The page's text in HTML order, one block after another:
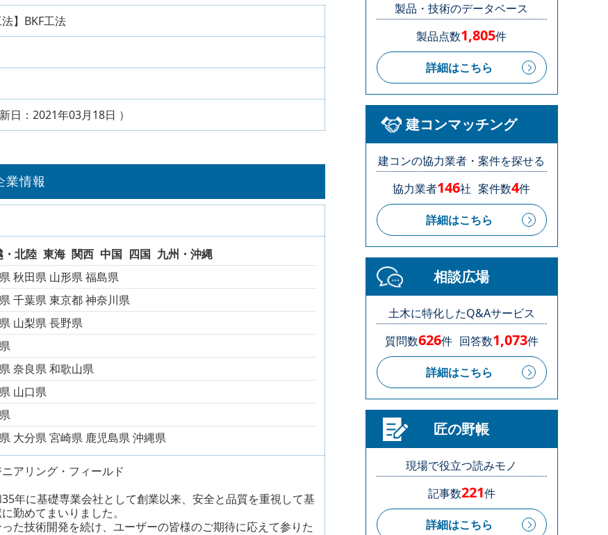
】BKF工法
日：2021年03月18日 ）
業情報
・北陸 東海 関西 中国 四国 九州・沖縄
秋田県 山形県福島県
千葉県東京都神奈川県
山梨県長野県
奈良県和歌山県
山口県
大分県宮崎県 鹿児島県沖縄県
アリング・フィールド
年に基礎専業会社として創業以来、安全と品質を重視して基
勤めてまいりました。
た技術開発を続け、ユーザーの皆様のご期待に応えて参りた
製品・技術のデータベース
製品点数1,805件
詳細はこちら
建コンマッチング
建コンの協力業者・案件を探せる
協力業者146社 案件数4件
詳細はこちら
相談広場
土木に特化したQ&Aサービス
質問数626件 回答数1,073件
詳細はこちら
匠の野帳
現場で役立つ読みモノ
記事数221件
詳細はこちら